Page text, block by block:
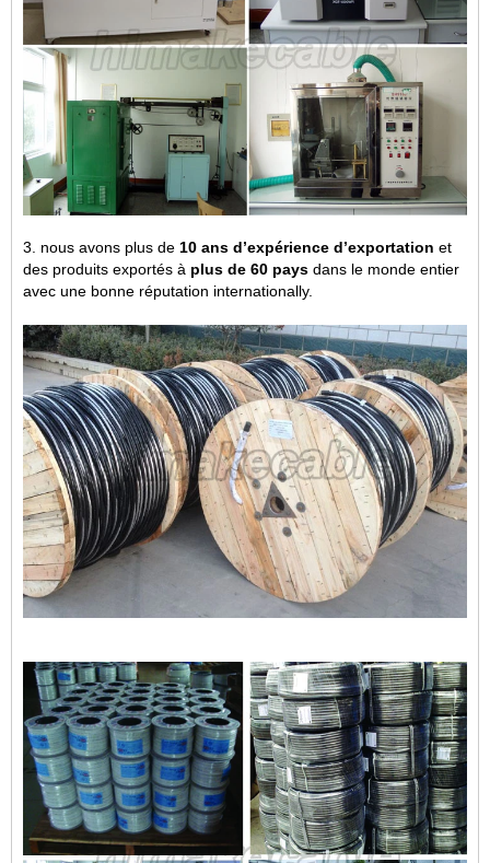
3. nous avons plus de 10 ans d’expérience d’exportation et
des produits exportés à plus de 60 pays dans le monde entier
avec une bonne réputation internationally.